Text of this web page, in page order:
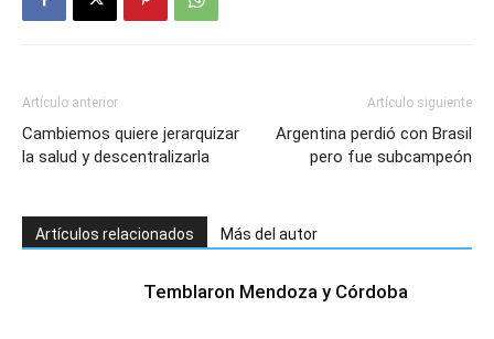
Artículo anterior
Cambiemos quiere jerarquizar
la salud y descentralizarla
Artículo siguiente
Argentina perdió con Brasil
pero fue subcampeón
Artículos relacionados Más del autor
Temblaron Mendoza y Córdoba